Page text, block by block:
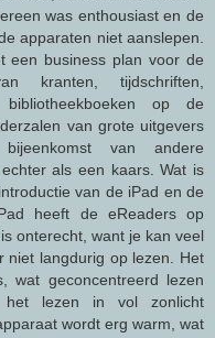
was enthousiast en de
apparaten niet aanslepen.
een business plan voor de
kranten, tijdschriften,
op de
van grote uitgevers
van andere
als een kaars. Wat is
van de iPad en de
heeft de eReaders op
onterecht, want je kan veel
niet langdurig op lezen. Het
wat geconcentreerd lezen
het lezen in vol zonlicht
wordt erg warm, wat